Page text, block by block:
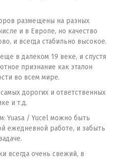
размещены на разных
и в Европе, но качество
и всегда стабильно высокое.
в далеком 19 веке, и спустя
признание как эталон
во всем мире.
дорогих и ответственных
и т.д.
Yuasa / Yucel можно быть
ежедневной работе, и забыть
всегда очень свежий, в